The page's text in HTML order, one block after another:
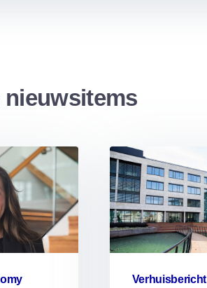
nieuwsitems
Verhuisbericht